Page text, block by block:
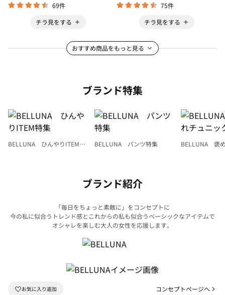
69件
チラ見をする
75件
チラ見をする
おすすめ商品をもっと見る
ブランド特集
BELLUNA ひんやりITEM特
BELLUNA パンツ特集
BELLUNA 褒
ブランド紹介
「毎日をちょっと素敵に」をコンセプトに
今の私に似合うトレンド感とこれからの私も似合うベーシックなアイテムで
オシャレを楽しむ大人の女性を応援します。
コンセプトページへ